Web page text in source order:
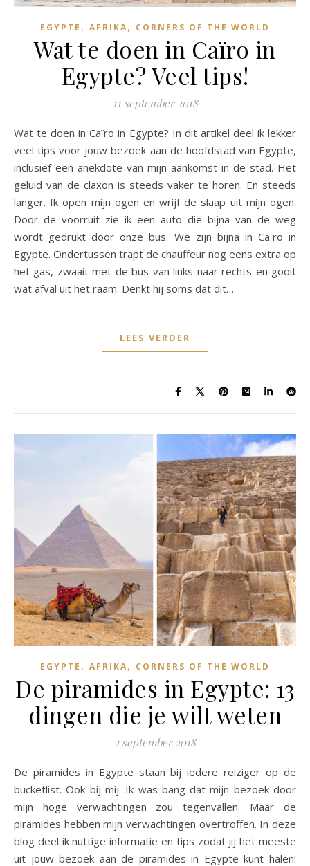
EGYPTE , AFRIKA, CORNERS OF THE WORLD
Wat te doen in Caïro in
Egypte? Veel tips!
11 september 2018
Wat te doen in Caïro in Egypte? In dit artikel deel ik lekker
veel tips voor jouw bezoek aan de hoofdstad van Egypte,
inclusief een anekdote van mijn aankomst in de stad. Het
geluid van de claxon is steeds vaker te horen. En steeds
langer. Ik open mijn ogen en wrijf de slaap uit mijn ogen.
Door de voorruit zie ik een auto die bijna van de weg
wordt gedrukt door onze bus. We zijn bijna in Caïro in
Egypte. Ondertussen trapt de chauffeur nog eens extra op
het gas, zwaait met de bus van links naar rechts en gooit
wat afval uit het raam. Denkt hij soms dat dit…
LEES VERDER
EGYPTE , AFRIKA, CORNERS OF THE WORLD
De piramides in Egypte: 13
dingen die je wilt weten
2 september 2018
De piramides in Egypte staan bij iedere reiziger op de
bucketlist. Ook bij mij. Ik was bang dat mijn bezoek door
mijn hoge verwachtingen zou tegenvallen. Maar de
piramides hebben mijn verwachtingen overtroffen. In deze
blog deel ik nuttige informatie en tips zodat jij het meeste
uit jouw bezoek aan de piramides in Egypte kunt halen!